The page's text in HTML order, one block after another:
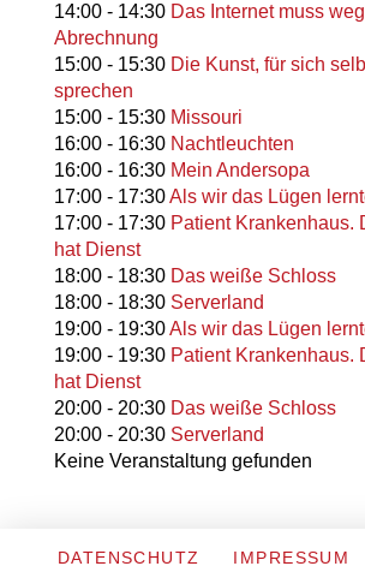
14:00- 14:30 Das Internet muss
Abrechnung
15:00- 15:30 Die Kunst, für sich
sprechen
15:00- 15:30 Missouri
16:00- 16:30 Nachtleuchten
16:00- 16:30 Mein Andersopa
17:00- 17:30Als wir das Lügen
17:00- 17:30 Patient Krankenhaus.
hat Dienst
18:00- 18:30 Das weiße Schloss
18:00- 18:30 Serverland
19:00- 19:30Als wir das Lügen
19:00- 19:30 Patient Krankenhaus.
hat Dienst
20:00- 20:30 Das weiße Schloss
20:00- 20:30 Serverland
Keine Veranstaltung gefunden
DATENSCHUTZ IMPRESSUM